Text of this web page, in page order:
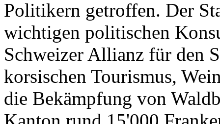
Politikern getroffen. Der
wichtigen politischen
Schweizer Allianz für den
korsischen Tourismus,
die Bekämpfung von